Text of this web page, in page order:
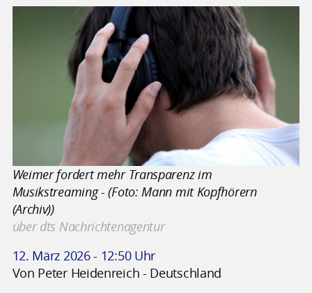
Weimer fordert mehr Transparenz im
Musikstreaming - (Foto: Mann mit Kopfhörern
(Archiv))
über dts Nachrichtenagentur
12. März 2026 - 12:50 Uhr
Von Peter Heidenreich - Deutschland